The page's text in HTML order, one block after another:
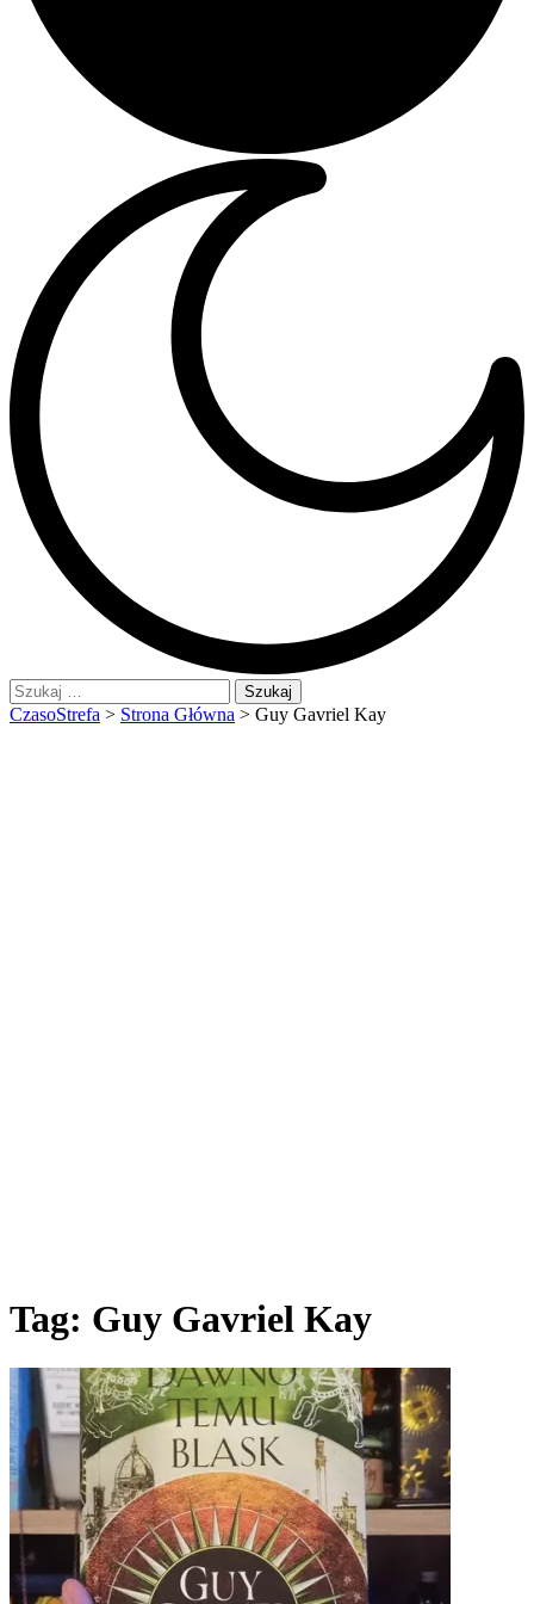
Szukaj:
CzasoStrefa > Strona Główna > Guy Gavriel Kay
Tag: Guy Gavriel Kay